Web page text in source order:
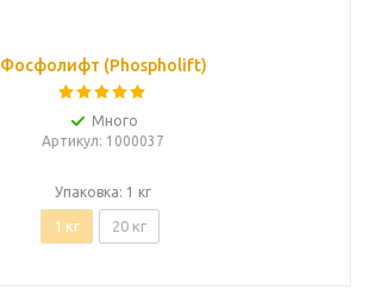
Фосфолифт (Phospholift)
Много
Артикул: 1000037
Упаковка: 1 кг
1 кг 20 кг